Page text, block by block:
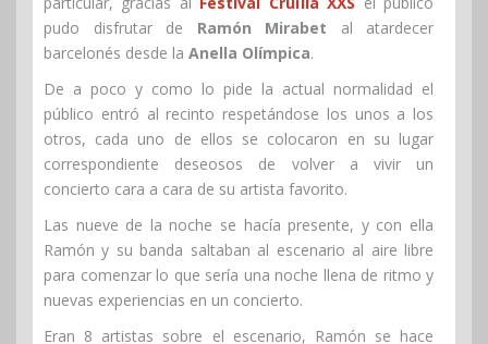
pudo disfrutar de Ramón Mirabet al atardecer
barcelonés desde la Anella Olímpica.
De a poco y como lo pide la actual normalidad el
público entró al recinto respetándose los unos a los
otros, cada uno de ellos se colocaron en su lugar
correspondiente deseosos de volver a vivir un
concierto cara a cara de su artista favorito.
Las nueve de la noche se hacía presente, y con ella
Ramón y su banda saltaban al escenario al aire libre
para comenzar lo que sería una noche llena de ritmo y
nuevas experiencias en un concierto.
Eran 8 artistas sobre el escenario, Ramón se hace